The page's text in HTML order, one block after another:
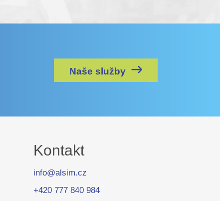
Naše služby
Kontakt
info@alsim.cz
+420 777 840 984